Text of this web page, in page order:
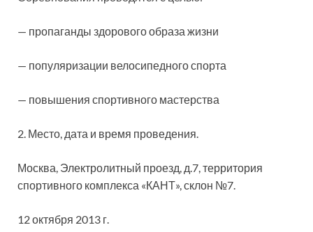
— пропаганды здорового образа жизни
— популяризации велосипедного спорта
— повышения спортивного мастерства
2. Место, дата и время проведения.
Москва, Электролитный проезд, д.7, территория
спортивного комплекса «КАНТ», склон №7.
12 октября 2013 г.